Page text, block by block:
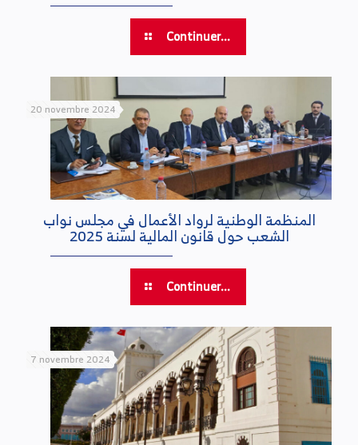
Continuer...
20 novembre 2024
المنظمة الوطنية لرواد الأعمال في مجلس نواب
الشعب حول قانون المالية لسنة 2025
Continuer...
7 novembre 2024